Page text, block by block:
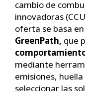
cambio de
innovadoras
oferta se basa
GreenPath, que
mediante
emisiones,
seleccionar las